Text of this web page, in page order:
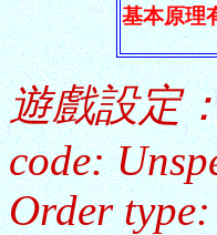
基本原理
遊戲設定
code:
Order